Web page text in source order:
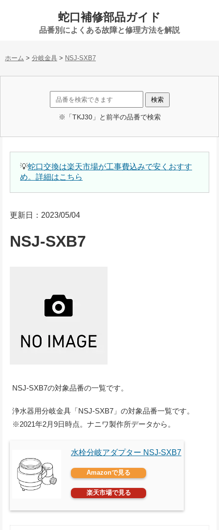
蛇口補修部品ガイド
品番別によくある故障と修理方法を解説
ホーム > 分岐金具 > NSJ-SXB7
※「TKJ30」と前半の品番で検索
💡蛇口交換は楽天市場が工事費込みで安くおすす
め。詳細はこちら
更新日：2023/05/04
NSJ-SXB7
NSJ-SXB7の対象品番の一覧です。
浄水器用分岐金具「NSJ-SXB7」の対象品番一覧です。
※2021年2月9日時点。ナニワ製作所データから。
水栓分岐アダプター NSJ-SXB7
Amazonで見る
楽天市場で見る